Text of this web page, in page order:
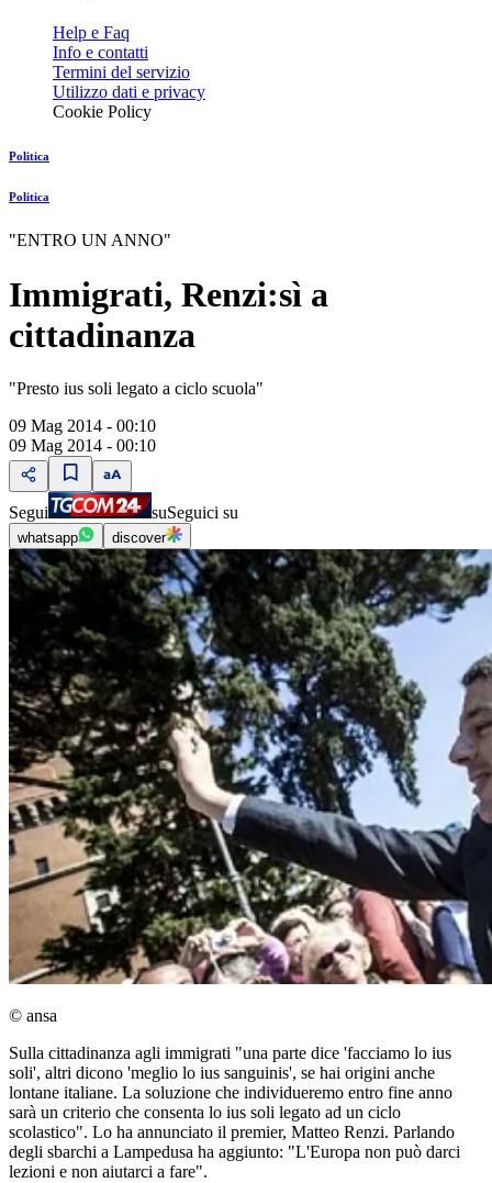
Help e Faq
Info e contatti
Termini del servizio
Utilizzo dati e privacy
Cookie Policy
Politica
Politica
"ENTRO UN ANNO"
Immigrati, Renzi:sì a
cittadinanza
"Presto ius soli legato a ciclo scuola"
09 Mag 2014 - 00:10
09 Mag 2014 - 00:10
Segui suSeguici su
whatsapp discover
© ansa
Sulla cittadinanza agli immigrati "una parte dice 'facciamo lo ius
soli', altri dicono 'meglio lo ius sanguinis', se hai origini anche
lontane italiane. La soluzione che individueremo entro fine anno
sarà un criterio che consenta lo ius soli legato ad un ciclo
scolastico". Lo ha annunciato il premier, Matteo Renzi. Parlando
degli sbarchi a Lampedusa ha aggiunto: "L'Europa non può darci
lezioni e non aiutarci a fare".